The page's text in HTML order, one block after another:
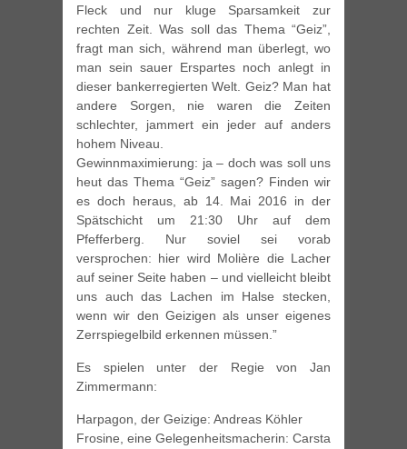
Fleck und nur kluge Sparsamkeit zur
rechten Zeit. Was soll das Thema “Geiz”,
fragt man sich, während man überlegt, wo
man sein sauer Erspartes noch anlegt in
dieser bankerregierten Welt. Geiz? Man hat
andere Sorgen, nie waren die Zeiten
schlechter, jammert ein jeder auf anders
hohem Niveau.
Gewinnmaximierung: ja – doch was soll uns
heut das Thema “Geiz” sagen? Finden wir
es doch heraus, ab 14. Mai 2016 in der
Spätschicht um 21:30 Uhr auf dem
Pfefferberg. Nur soviel sei vorab
versprochen: hier wird Molière die Lacher
auf seiner Seite haben – und vielleicht bleibt
uns auch das Lachen im Halse stecken,
wenn wir den Geizigen als unser eigenes
Zerrspiegelbild erkennen müssen.”
Es spielen unter der Regie von Jan
Zimmermann:
Harpagon, der Geizige: Andreas Köhler
Frosine, eine Gelegenheitsmacherin: Carsta